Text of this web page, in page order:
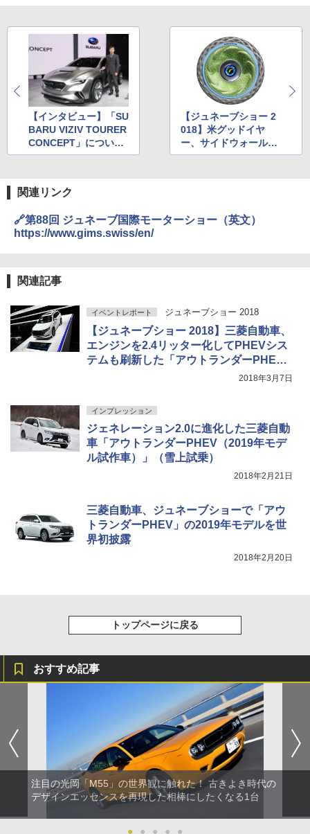
【インタビュー】「SU
BARU VIZIV TOURER
CONCEPT」につい
て、デザイン本部長 石
【ジュネーブショー 2
018】米グッドイヤ
ー、サイドウォール内
に苔を生息させるコン
関連リンク
🔗第88回 ジュネーブ国際モーターショー（英文）
https://www.gims.swiss/en/
関連記事
イベントレポート ジュネーブショー 2018
【ジュネーブショー 2018】三菱自動車、
エンジンを2.4リッター化してPHEVシス
テムも刷新した「アウトランダーPHE
2018年3月7日
インプレッション
ジェネレーション2.0に進化した三菱自動
車「アウトランダーPHEV（2019年モデ
ル試作車）」（雪上試乗）
2018年2月21日
三菱自動車、ジュネーブショーで「アウ
トランダーPHEV」の2019年モデルを世
界初披露
2018年2月20日
トップページに戻る
おすすめ記事
注目の光岡「M55」の世界観に触れた！ 古きよき時代の
デザインエッセンスを再現した相棒にしたくなる1台
● ● ● ● ●